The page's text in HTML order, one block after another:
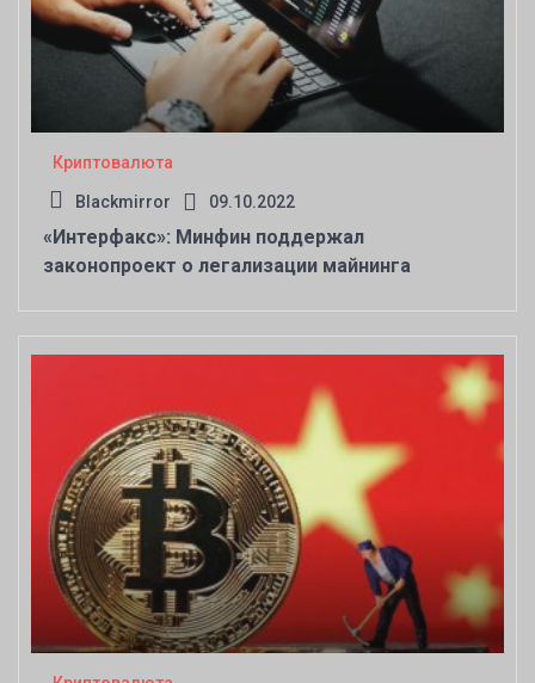
Криптовалюта
Blackmirror 09.10.2022
«Интерфакс»: Минфин поддержал
законопроект о легализации майнинга